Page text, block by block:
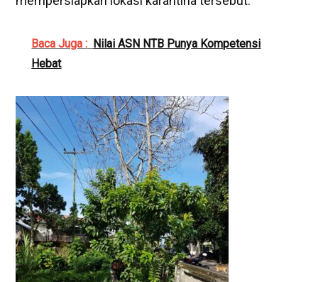
Baca Juga : Nilai ASN NTB Punya Kompetensi
Hebat